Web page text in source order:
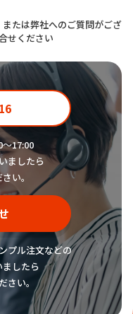
な
ペンケースは柔ら
た手触りのPUレ
です。印刷しやす
すので、お客様ご
ストをプリント加
合にも、デザイン
になっておりま
たは弊社へのご質問がござ
せください
17:00
ましたら
い。
プル注文などの
したら
さい。